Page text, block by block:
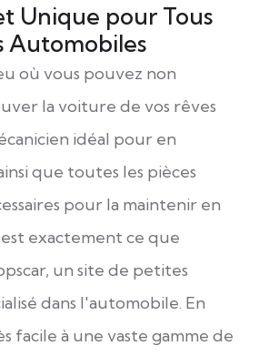
Unique pour Tous
Automobiles
où vous pouvez non
la voiture de vos rêves
idéal pour en
que toutes les pièces
pour la maintenir en
exactement ce que
un site de petites
dans l'automobile. En
facile à une vaste gamme de